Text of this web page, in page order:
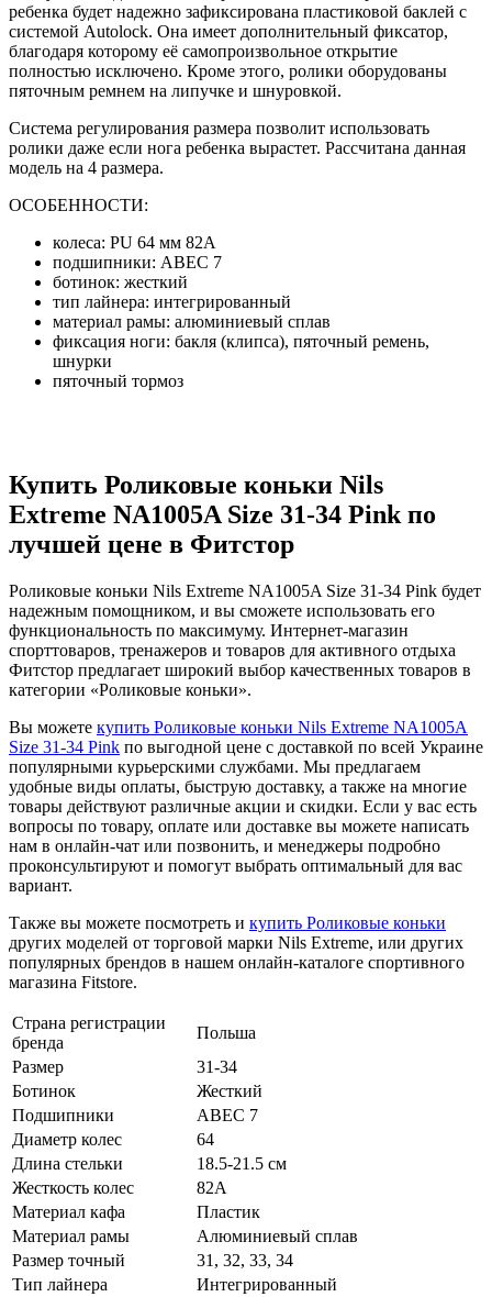
ребенка будет надежно зафиксирована пластиковой баклей с
системой Autolock. Она имеет дополнительный фиксатор,
благодаря которому её самопроизвольное открытие
полностью исключено. Кроме этого, ролики оборудованы
пяточным ремнем на липучке и шнуровкой.
Система регулирования размера позволит использовать
ролики даже если нога ребенка вырастет. Рассчитана данная
модель на 4 размера.
ОСОБЕННОСТИ:
колеса: PU 64 мм 82A
подшипники: ABEC 7
ботинок: жесткий
тип лайнера: интегрированный
материал рамы: алюминиевый сплав
фиксация ноги: бакля (клипса), пяточный ремень,
шнурки
пяточный тормоз
Купить Роликовые коньки Nils
Extreme NA1005A Size 31-34 Pink по
лучшей цене в Фитстор
Роликовые коньки Nils Extreme NA1005A Size 31-34 Pink будет
надежным помощником, и вы сможете использовать его
функциональность по максимуму. Интернет-магазин
спорттоваров, тренажеров и товаров для активного отдыха
Фитстор предлагает широкий выбор качественных товаров в
категории «Роликовые коньки».
Вы можете купить Роликовые коньки Nils Extreme NA1005A
Size 31-34 Pink по выгодной цене с доставкой по всей Украине
популярными курьерскими службами. Мы предлагаем
удобные виды оплаты, быструю доставку, а также на многие
товары действуют различные акции и скидки. Если у вас есть
вопросы по товару, оплате или доставке вы можете написать
нам в онлайн-чат или позвонить, и менеджеры подробно
проконсультируют и помогут выбрать оптимальный для вас
вариант.
Также вы можете посмотреть и купить Роликовые коньки
других моделей от торговой марки Nils Extreme, или других
популярных брендов в нашем онлайн-каталоге спортивного
магазина Fitstore.
Страна регистрации
бренда
Польша
Размер
31-34
Ботинок
Жесткий
Подшипники
ABEC 7
Диаметр колес
64
Длина стельки
18.5-21.5 см
Жесткость колес
82А
Материал кафа
Пластик
Материал рамы
Алюминиевый сплав
Размер точный
31, 32, 33, 34
Тип лайнера
Интегрированный